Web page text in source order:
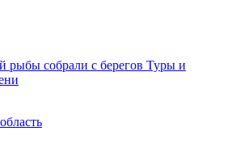
рыбы собрали с берегов Туры и